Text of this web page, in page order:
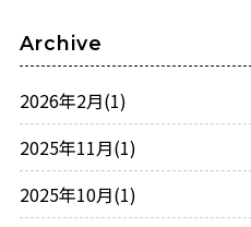
Archive
2026年2月(1)
2025年11月(1)
2025年10月(1)